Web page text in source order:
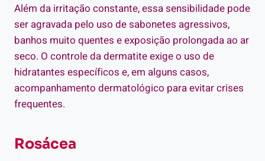
Além da irritação constante, essa sensibilidade pode
ser agravada pelo uso de sabonetes agressivos,
banhos muito quentes e exposição prolongada ao ar
seco. O controle da dermatite exige o uso de
hidratantes específicos e, em alguns casos,
acompanhamento dermatológico para evitar crises
frequentes.
Rosácea